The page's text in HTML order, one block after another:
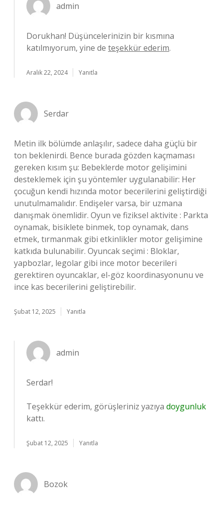
admin
Dorukhan! Düşüncelerinizin bir kısmına
katılmıyorum, yine de teşekkür ederim.
Aralık 22, 2024 Yanıtla
Serdar
Metin ilk bölümde anlaşılır, sadece daha güçlü bir
ton beklenirdi. Bence burada gözden kaçmaması
gereken kısım şu: Bebeklerde motor gelişimini
desteklemek için şu yöntemler uygulanabilir: Her
çocuğun kendi hızında motor becerilerini geliştirdiği
unutulmamalıdır. Endişeler varsa, bir uzmana
danışmak önemlidir. Oyun ve fiziksel aktivite : Parkta
oynamak, bisiklete binmek, top oynamak, dans
etmek, tırmanmak gibi etkinlikler motor gelişimine
katkıda bulunabilir. Oyuncak seçimi : Bloklar,
yapbozlar, legolar gibi ince motor becerileri
gerektiren oyuncaklar, el-göz koordinasyonunu ve
ince kas becerilerini geliştirebilir.
Şubat 12, 2025 Yanıtla
admin
Serdar!
Teşekkür ederim, görüşleriniz yazıya doygunluk
kattı.
Şubat 12, 2025 Yanıtla
Bozok